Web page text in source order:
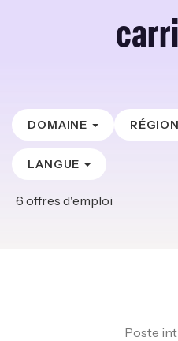
DOMAINE RÉGION
LANGUE
6 offres d'emploi
Poste